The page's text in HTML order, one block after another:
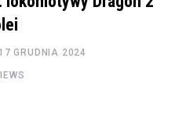
17 GRUDNIA 2024